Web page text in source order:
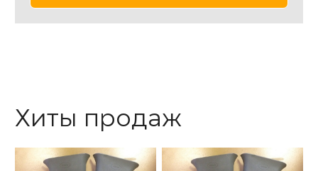
Хиты продаж